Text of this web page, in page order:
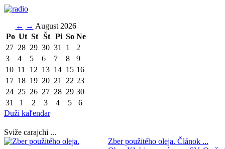
← → August 2026
Po Ut St Št Pi So Ne
27 28 29 30 31 1
2
3
4 5 6 7 8
9
10 11 12 13 14 15 16
17 18 19 20 21 22 23
24 25 26 27 28 29 30
31
1 2 3 4 5
6
Duži kaľendar|
Sviže carajchi ...
Zber použitého oleja. Článok ...